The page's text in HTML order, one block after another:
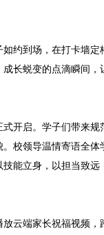
约到场，在打卡墙
长蜕变的点滴瞬间
开启。学子们带来
校领导温情寄语全
能立身，以担当致远
云端家长祝福视频，